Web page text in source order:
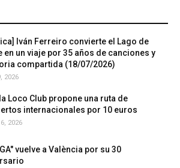
Iván Ferreiro convierte el Lago de
en un viaje por 35 años de canciones y
compartida (18/07/2026)
2026
Loco Club propone una ruta de
internacionales por 10 euros
2026
vuelve a València por su 30